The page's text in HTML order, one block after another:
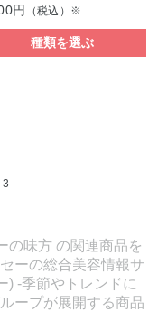
円 （税込）※
種類を選ぶ
3
の味方 の関連商品を
ーの総合美容情報サ
) -季節やトレンドに
ープが展開する商品